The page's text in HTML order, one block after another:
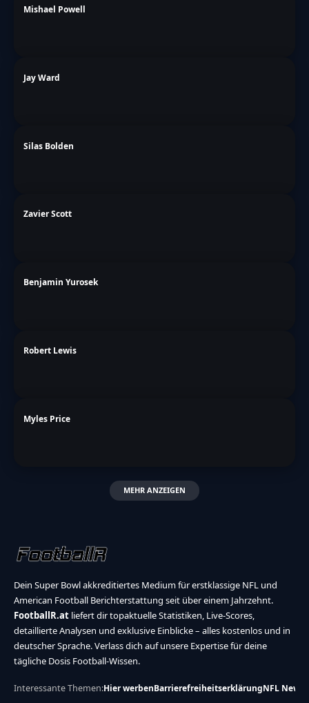
Mishael Powell
Jay Ward
Silas Bolden
Zavier Scott
Benjamin Yurosek
Robert Lewis
Myles Price
MEHR ANZEIGEN
Dein Super Bowl akkreditiertes Medium für erstklassige NFL und
American Football Berichterstattung seit über einem Jahrzehnt.
FootballR.at liefert dir topaktuelle Statistiken, Live-Scores,
detaillierte Analysen und exklusive Einblicke – alles kostenlos und in
deutscher Sprache. Verlass dich auf unsere Expertise für deine
tägliche Dosis Football-Wissen.
Interessante Themen:Hier werbenBarrierefreiheitserklärungNFL News